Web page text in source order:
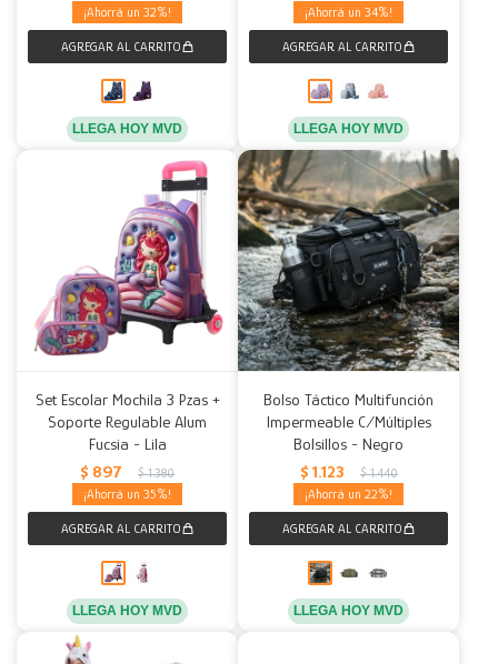
32
LLEGA HOY MVD
34
LLEGA HOY MVD
Set Escolar Mochila 3 Pzas +
Soporte Regulable Alum
Fucsia - Lila
$ 897 $ 1.380
35
LLEGA HOY MVD
Bolso Táctico Multifunción
Impermeable C/Múltiples
Bolsillos - Negro
$ 1.123 $ 1.440
22
LLEGA HOY MVD